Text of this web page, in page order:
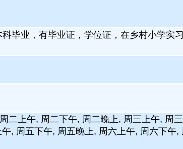
毕业，有毕业证，学位证，在乡村小学实
二上午, 周二下午, 周二晚上, 周三上午, 周
, 周五下午, 周五晚上, 周六上午, 周六下午,